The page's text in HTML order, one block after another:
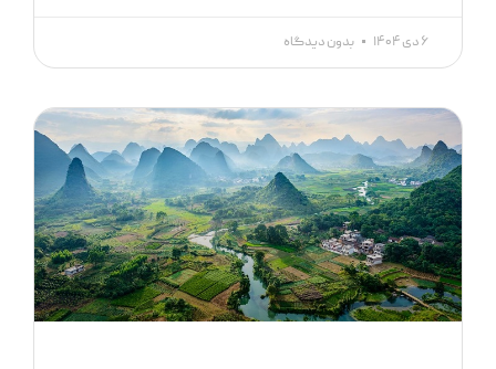
۶ دی ۱۴۰۴ بدون دیدگاه